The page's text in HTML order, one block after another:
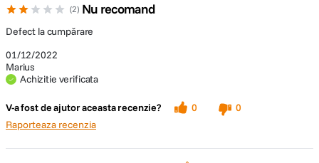
2 Nu recomand
01/12/2022
Marius
Achizitie verificata
Defect la cumpărare
V-a fost de ajutor aceasta recenzie? 0
0
Raporteaza recenzia